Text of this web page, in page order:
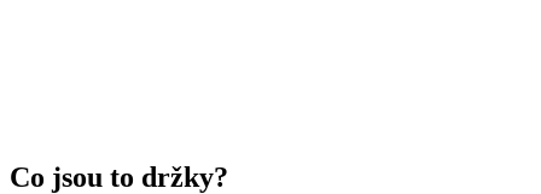
Co jsou to držky?